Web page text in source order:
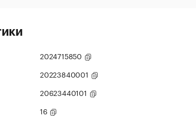
2024715850
20223840001
20623440101
16